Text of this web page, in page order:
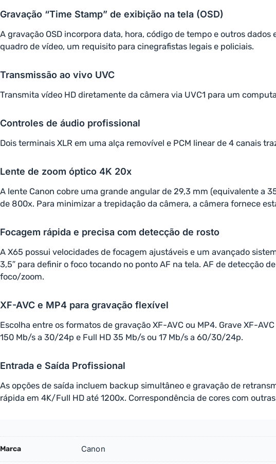
Gravação “Time Stamp” de exibição na tela (OSD)
A gravação OSD incorpora data, hora, código de tempo e outros
quadro de vídeo, um requisito para cinegrafistas legais e policiais.
Transmissão ao vivo UVC
Transmita vídeo HD diretamente da câmera via UVC1 para um
Controles de áudio profissional
Dois terminais XLR em uma alça removível e PCM linear de 4 canais
Lente de zoom óptico 4K 20x
A lente Canon cobre uma grande angular de 29,3 mm (equivalente a
de 800x. Para minimizar a trepidação da câmera, a câmera fornece
Focagem rápida e precisa com detecção de rosto
A X65 possui velocidades de focagem ajustáveis ​​e um avançado
3,5″ para definir o foco tocando no ponto AF na tela. AF de detecção
foco/zoom.
XF-AVC e MP4 para gravação flexível
Escolha entre os formatos de gravação XF-AVC ou MP4. Grave XF-
150 Mb/s a 30/24p e Full HD 35 Mb/s ou 17 Mb/s a 60/30/24p.
Entrada e Saída Profissional
As opções de saída incluem backup simultâneo e gravação de
rápida em 4K/Full HD até 1200x. Correspondência de cores com
Marca Canon